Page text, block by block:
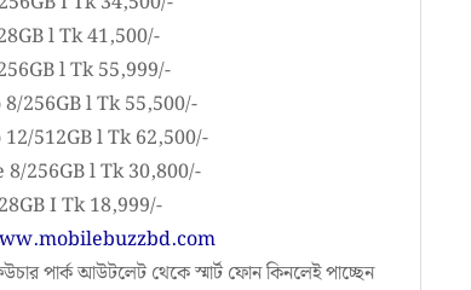
l Tk 41,500/-
l Tk 55,999/-
256GB l Tk 55,500/-
512GB l Tk 62,500/-
256GB l Tk 30,800/-
I Tk 18,999/-
পার্ক আউটলেট থেকে স্মার্ট ফোন কিনলেই পাচ্ছেন